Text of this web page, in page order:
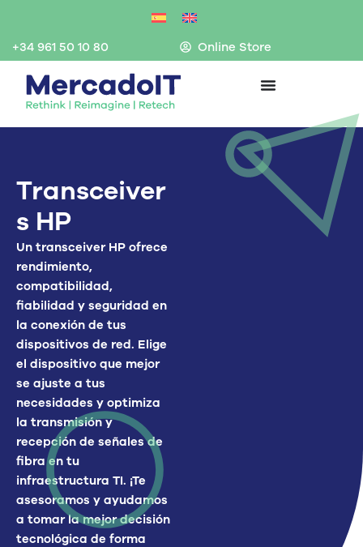
contenido
+34 961 50 10 80 Online Store
Transceiver
s HP
Un transceiverHP ofrece
rendimiento,
compatibilidad,
fiabilidad y seguridad en
la conexión de tus
dispositivos de red. Elige
el dispositivo que mejor
se ajuste a tus
necesidades y optimiza
la transmisión y
recepción de señales de
fibra en tu
infraestructura TI. ¡Te
asesoramos y ayudamos
a tomar la mejor decisión
tecnológica de forma